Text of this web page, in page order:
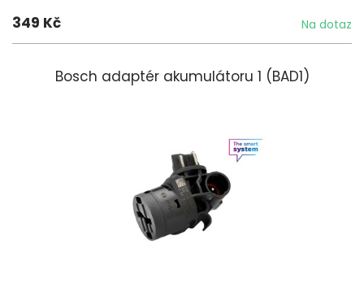
349 Kč Na dotaz
Bosch adaptér akumulátoru 1 (BAD1)